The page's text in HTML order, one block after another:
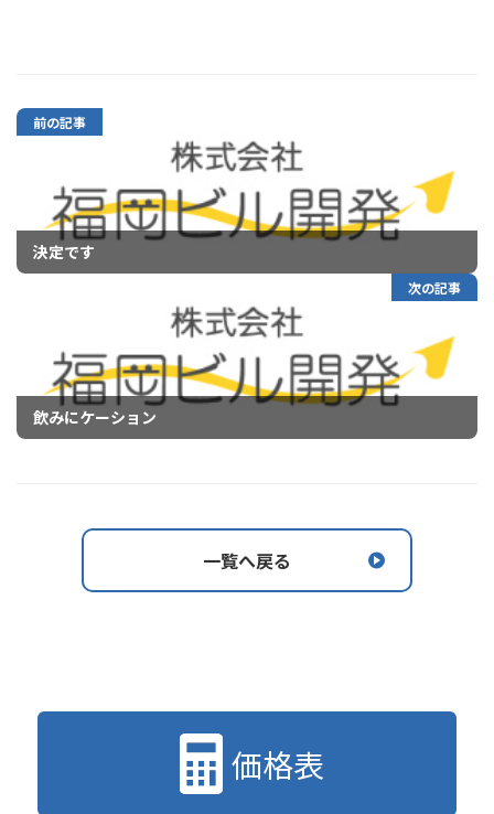
前の記事
決定です
次の記事
飲みにケーション
一覧へ戻る
価格表